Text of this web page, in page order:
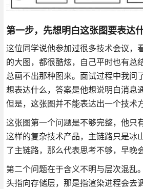
第一步，先想明白这张图要表达什
这位同学说他参加过很多技术会议，
的大图，都很酷炫，自己平时也有总
总画不出那种图来。面试过程中我问
想表达什么，答案是他想说明白消息
但是，这张图并不能表达出一个技术
这张图第一个问题是不够完整，他只
这样的复杂技术产品，主链路只是冰
了主链路，那么代表思考不够，早晚
第二个问题在于含义不明与层次混乱
头指向存储层，那是指渲染进程会